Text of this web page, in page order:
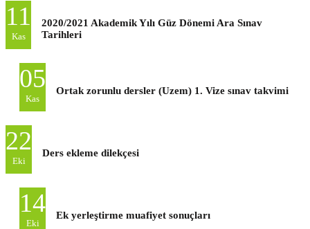
11
Kas
2020/2021 Akademik Yılı Güz Dönemi Ara Sınav
Tarihleri
05
Kas
Ortak zorunlu dersler (Uzem) 1. Vize sınav takvimi
22
Eki
Ders ekleme dilekçesi
14
Eki
Ek yerleştirme muafiyet sonuçları